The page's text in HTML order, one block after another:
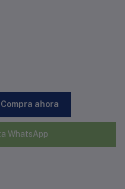
Compra ahora
WhatsApp